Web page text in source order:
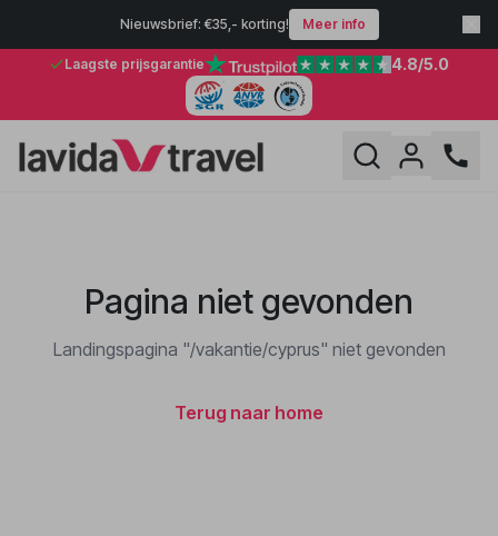
Nieuwsbrief: €35,- korting! Meer info
Laagste prijsgarantie 4.8/5.0
Pagina niet gevonden
Landingspagina "/vakantie/cyprus" niet gevonden
Terug naar home